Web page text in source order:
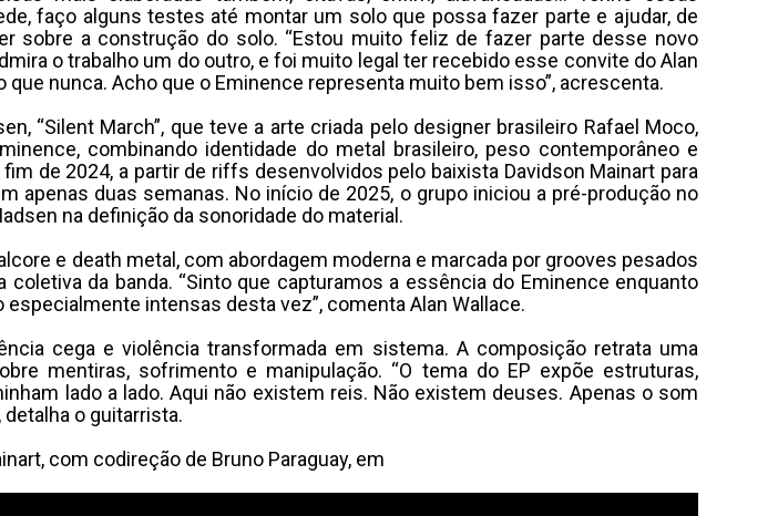
faço alguns testes até montar um solo que possa fazer parte e ajudar, de
sobre a construção do solo. “Estou muito feliz de fazer parte desse novo
o trabalho um do outro, e foi muito legal ter recebido esse convite do Alan
nunca. Acho que o Eminence representa muito bem isso”, acrescenta.
“Silent March”, que teve a arte criada pelo designer brasileiro Rafael Moco,
combinando identidade do metal brasileiro, peso contemporâneo e
de 2024, a partir de riffs desenvolvidos pelo baixista Davidson Mainart para
apenas duas semanas. No início de 2025, o grupo iniciou a pré-produção no
na definição da sonoridade do material.
e death metal, com abordagem moderna e marcada por grooves pesados
da banda. “Sinto que capturamos a essência do Eminence enquanto
intensas desta vez”, comenta Alan Wallace.
cega e violência transformada em sistema. A composição retrata uma
mentiras, sofrimento e manipulação. “O tema do EP expõe estruturas,
lado a lado. Aqui não existem reis. Não existem deuses. Apenas o som
o guitarrista.
com codireção de Bruno Paraguay, em